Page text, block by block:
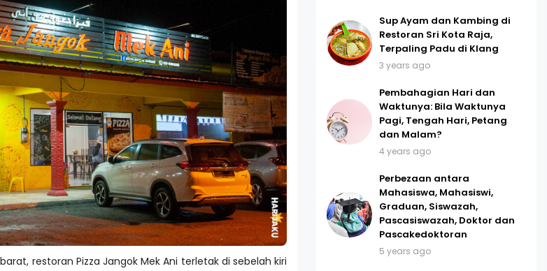
restoran Pizza Jangok Mek Ani terletak di sebelah kiri
Sup Ayam dan Kambing di
Restoran Sri Kota Raja,
Terpaling Padu di Klang
3 years ago
Pembahagian Hari dan
Waktunya: Bila Waktunya
Pagi, Tengah Hari, Petang
dan Malam?
4 years ago
Perbezaan antara
Mahasiswa, Mahasiswi,
Graduan, Siswazah,
Pascasiswazah, Doktor dan
Pascakedoktoran
5 years ago